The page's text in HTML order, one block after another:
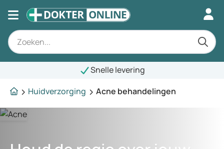
Huidverzorging
Acne behandelingen